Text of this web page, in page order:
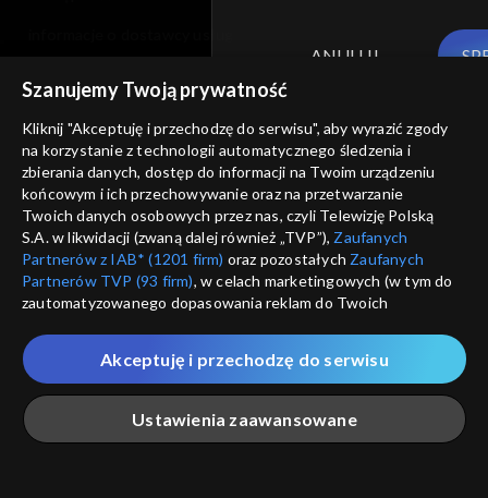
ANULUJ
Szanujemy Twoją prywatność
Kliknij "Akceptuję i przechodzę do serwisu", aby wyrazić zgody
na korzystanie z technologii automatycznego śledzenia i
zbierania danych, dostęp do informacji na Twoim urządzeniu
końcowym i ich przechowywanie oraz na przetwarzanie
Twoich danych osobowych przez nas, czyli Telewizję Polską
S.A. w likwidacji (zwaną dalej również „TVP”), Zaufanych
Partnerów z IAB* (1201 firm) oraz pozostałych Zaufanych
Partnerów TVP (93 firm), w celach marketingowych (w tym do
zautomatyzowanego dopasowania reklam do Twoich
które wskazujemy poniżej, a także zgody na udostępnianie
przez nas identyfikatora PPID do Google.
Twoje dane osobowe zbierane podczas odwiedzania przez
Ciebie naszych
poszczególnych serwisówzwanych dalej
„Portalem”, w tym informacje zapisywane za pomocą
Ustawienia zaawansowane
Akceptuję i przechodzę do serwisu